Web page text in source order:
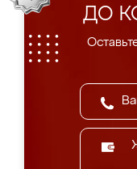
ДО